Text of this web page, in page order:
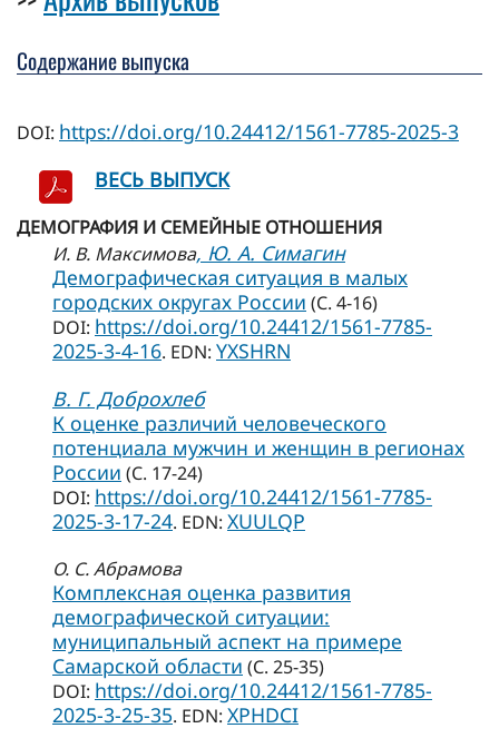
Содержание выпуска
DOI: https://doi.org/10.24412/1561-7785-2025-3
ВЕСЬ ВЫПУСК
ДЕМОГРАФИЯ И СЕМЕЙНЫЕ ОТНОШЕНИЯ
И. В. Максимова, Ю. А. Симагин
Демографическая ситуация в малых
городских округах России (С. 4-16)
DOI: https://doi.org/10.24412/1561-7785-
2025-3-4-16. EDN: YXSHRN
В. Г. Доброхлеб
К оценке различий человеческого
потенциала мужчин и женщин в регионах
России (С. 17-24)
DOI: https://doi.org/10.24412/1561-7785-
2025-3-17-24. EDN: XUULQP
О. С. Абрамова
Комплексная оценка развития
демографической ситуации:
муниципальный аспект на примере
Самарской области (С. 25-35)
DOI: https://doi.org/10.24412/1561-7785-
2025-3-25-35. EDN: XPHDCI